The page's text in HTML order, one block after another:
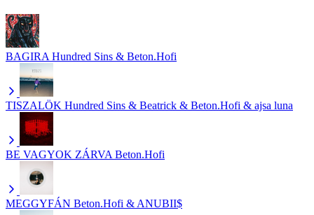
BAGIRA Hundred Sins & Beton.Hofi
TISZALÖK Hundred Sins & Beatrick & Beton.Hofi & ajsa luna
BE VAGYOK ZÁRVA Beton.Hofi
MEGGYFÁN Beton.Hofi & ANUBII$